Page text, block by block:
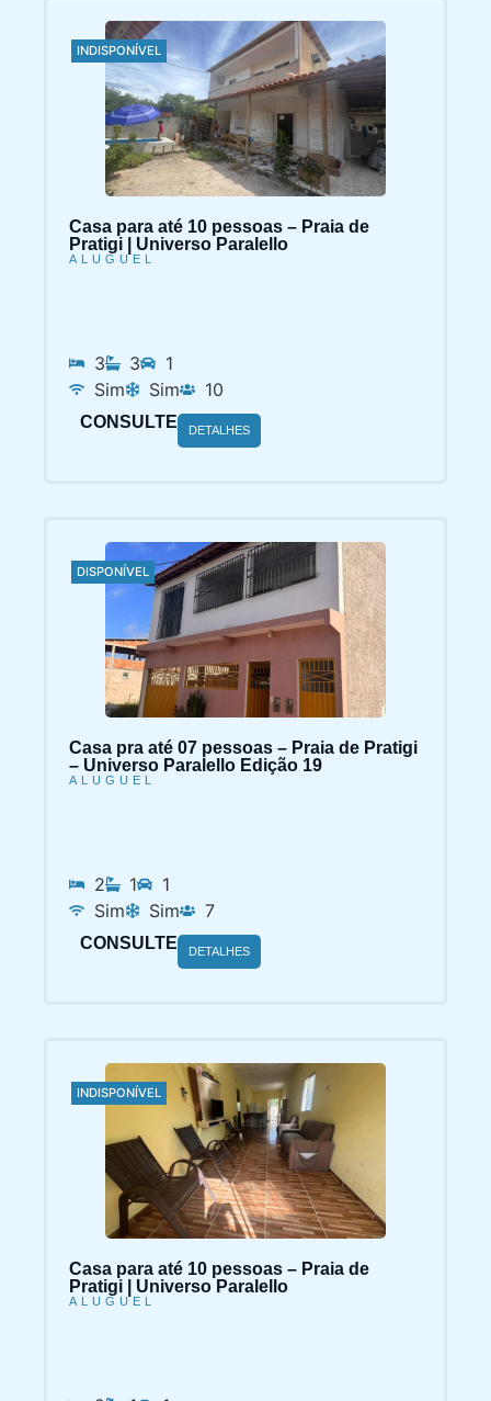
INDISPONÍVEL
Casa para até 10 pessoas – Praia de
Pratigi | Universo Paralello
ALUGUEL
3 3
1
Sim
Sim 10
CONSULTE DETALHES
DISPONÍVEL
Casa pra até 07 pessoas – Praia de Pratigi
– Universo Paralello Edição 19
ALUGUEL
2 1
1
Sim
Sim 7
CONSULTE DETALHES
INDISPONÍVEL
Casa para até 10 pessoas – Praia de
Pratigi | Universo Paralello
ALUGUEL